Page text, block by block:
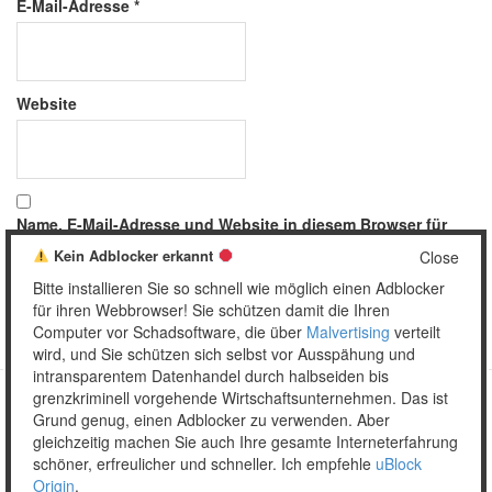
E-Mail-Adresse *
Website
Name, E-Mail-Adresse und Website in diesem Browser für
meinen nächsten Kommentar speichern.
Copyright © 2026 Unser täglich Spam.
MobileWordPress Theme by themehall.com
Close
Kein Adblocker erkannt
Bitte installieren Sie so schnell wie möglich einen Adblocker
für ihren Webbrowser! Sie schützen damit die Ihren
Computer vor Schadsoftware, die über Malvertising verteilt
wird, und Sie schützen sich selbst vor Ausspähung und
intransparentem Datenhandel durch halbseiden bis
grenzkriminell vorgehende Wirtschaftsunternehmen. Das ist
Grund genug, einen Adblocker zu verwenden. Aber
gleichzeitig machen Sie auch Ihre gesamte Interneterfahrung
schöner, erfreulicher und schneller. Ich empfehle uBlock
Origin.